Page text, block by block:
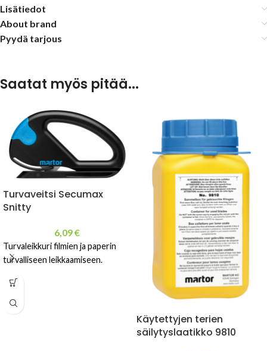
Lisätiedot
About brand
Pyydä tarjous
Saatat myös pitää...
Turvaveitsi Secumax
Snitty
6,09€
Turvaleikkuri filmien ja paperin
turvalliseen leikkaamiseen.
Käytettyjen terien
säilytyslaatikko 9810